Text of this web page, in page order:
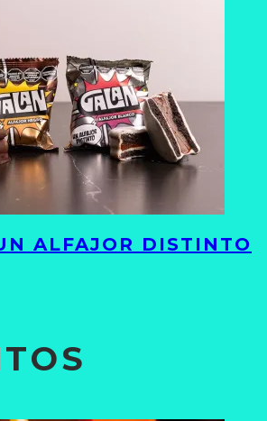
ALFAJOR DISTINTO